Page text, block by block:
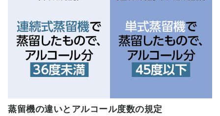
蒸留機の違いとアルコール度数の規定